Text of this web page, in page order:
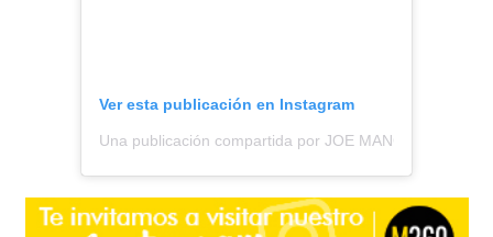
Ver esta publicación en Instagram
Una publicación compartida por JOE MANGANIELLO